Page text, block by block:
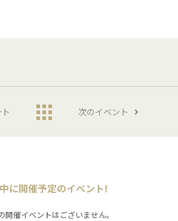
次のイベント
に開催予定のイベント!
開催イベントはございません。